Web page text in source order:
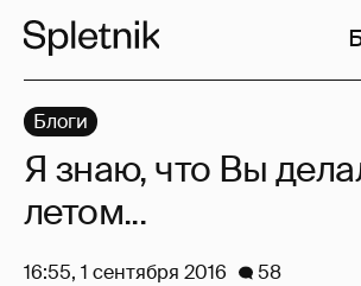
Блоги
Я знаю, что Вы
летом...
16:55, 1 сентября 2016
58